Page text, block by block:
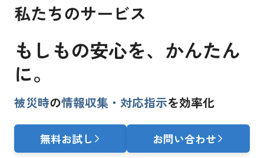
私たちのサービス
もしもの安心を、 かんたん
に。
被災時の情報収集・対応指示を効率化
無料お試し お問い合わせ